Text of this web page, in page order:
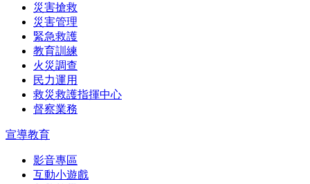
災害搶救
災害管理
緊急救護
教育訓練
火災調查
民力運用
救災救護指揮中心
督察業務
宣導教育
影音專區
互動小遊戲